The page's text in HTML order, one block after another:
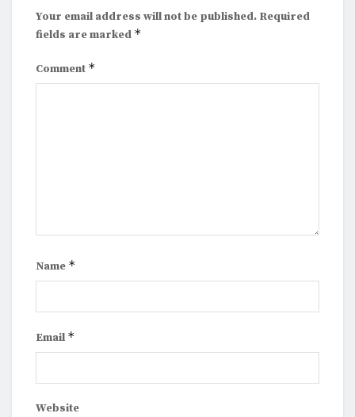
Your email address will not be published. Required
fields are marked *
Comment *
Name *
Email *
Website